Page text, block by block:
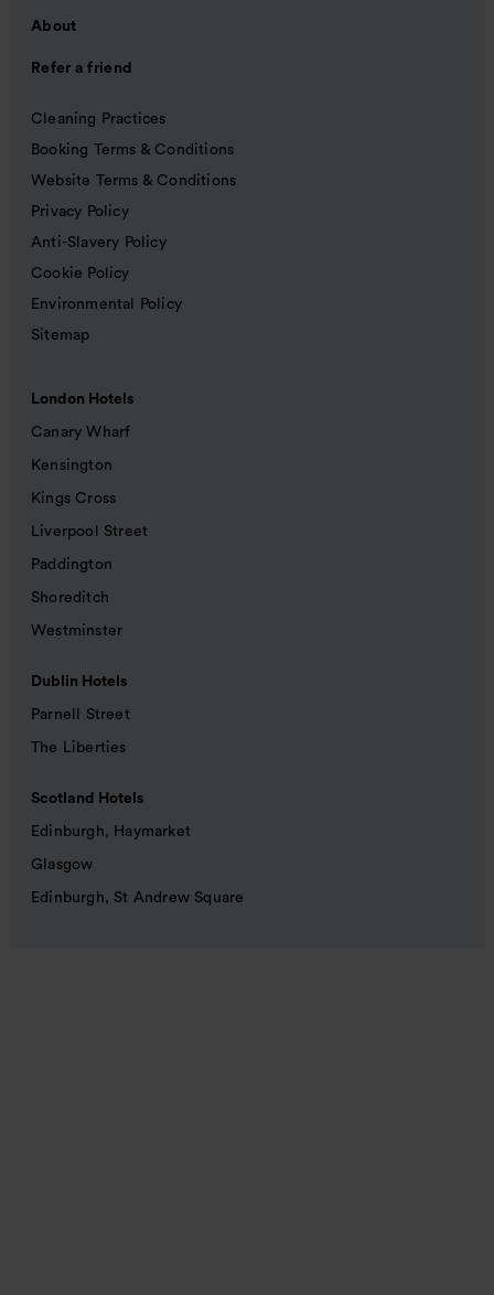
About
Refer a friend
Cleaning Practices
Booking Terms & Conditions
Website Terms & Conditions
Privacy Policy
Anti-Slavery Policy
Cookie Policy
Environmental Policy
Sitemap
London Hotels
Canary Wharf
Kensington
Kings Cross
Liverpool Street
Paddington
Shoreditch
Westminster
Dublin Hotels
Parnell Street
The Liberties
Scotland Hotels
Edinburgh, Haymarket
Glasgow
Edinburgh, St Andrew Square